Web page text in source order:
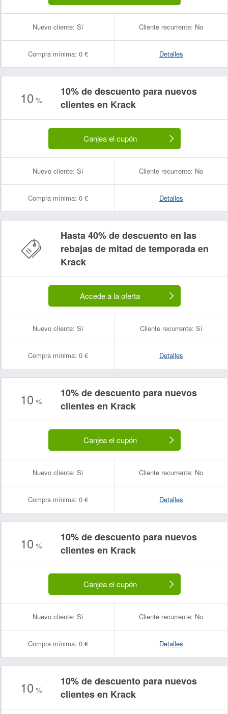
Nuevo cliente: Sí Cliente recurrente: No
Compra mínima: 0 € Detalles
10 %
10% de descuento para nuevos
clientes en Krack
Canjea el cupón
Nuevo cliente: Sí Cliente recurrente: No
Compra mínima: 0 € Detalles
Hasta 40% de descuento en las
rebajas de mitad de temporada en
Krack
Accede a la oferta
Nuevo cliente: Sí Cliente recurrente: Sí
Compra mínima: 0 € Detalles
10 %
10% de descuento para nuevos
clientes en Krack
Canjea el cupón
Nuevo cliente: Sí Cliente recurrente: No
Compra mínima: 0 € Detalles
10 %
10% de descuento para nuevos
clientes en Krack
Canjea el cupón
Nuevo cliente: Sí Cliente recurrente: No
Compra mínima: 0 € Detalles
10 %
10% de descuento para nuevos
clientes en Krack
Nombre:
Correo electrónico: